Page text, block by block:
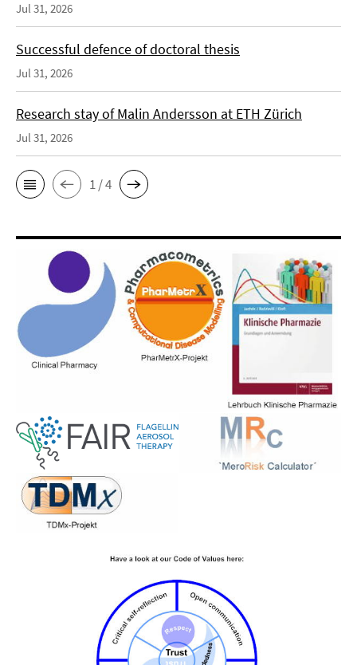
Jul 31, 2026
Successful defence of doctoral thesis
Jul 31, 2026
Research stay of Malin Andersson at ETH Zürich
Jul 31, 2026
1 / 4